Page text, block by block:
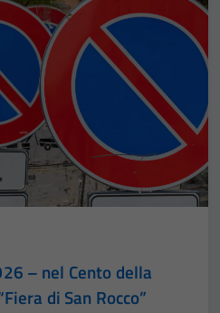
– nel Cento della
di San Rocco”